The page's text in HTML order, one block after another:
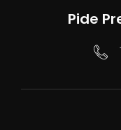
Pide